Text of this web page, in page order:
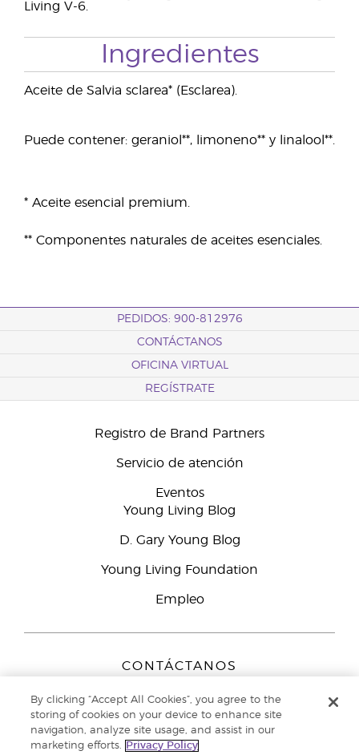
Living V-6.
Ingredientes
Aceite de Salvia sclarea* (Esclarea).
Puede contener: geraniol**, limoneno** y linalool**.
* Aceite esencial premium.
** Componentes naturales de aceites esenciales.
PEDIDOS: 900-812976
CONTÁCTANOS
OFICINA VIRTUAL
REGÍSTRATE
Registro de Brand Partners
Servicio de atención
Eventos
Young Living Blog
D. Gary Young Blog
Young Living Foundation
Empleo
CONTÁCTANOS
Peizerweg 97
9727 AJ Groningen
Netherlands
By clicking “Accept All Cookies”, you agree to the
storing of cookies on your device to enhance site
navigation, analyze site usage, and assist in our
marketing efforts.
Privacy Policy